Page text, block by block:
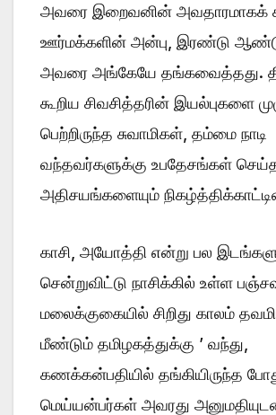
அவரை இறைவனின் அவதாரமாகக்
ஊர்மக்களின் அன்பு, இரண்டு
அவரை அங்கேயே தங்கவைத்தது.
கூறிய சிவசித்தரின் இயல்புகளை
பெற்றிருந்த சுவாமிகள், தம்மை நாடி
வந்தவர்களுக்கு உபதேசங்கள்
அதிசயங்களையும்
காசி, அயோத்தி என்று பல
சென்றுவிட்டு நாசிக்கில் உள்ள
மலைக்குகையில் சிறிது காலம்
மீண்டும் தமிழகத்துக்கு ’ வந்து,
கணக்கன்பதியில் தங்கியிருந்த
மெய்யன்பர்கள் அவரது